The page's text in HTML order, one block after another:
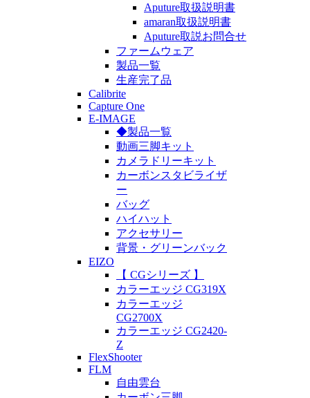
Aputure取扱説明書
amaran取扱説明書
Aputure取説お問合せ
ファームウェア
製品一覧
生産完了品
Calibrite
Capture One
E-IMAGE
◆製品一覧
動画三脚キット
カメラドリーキット
カーボンスタビライザ
ー
バッグ
ハイハット
アクセサリー
背景・グリーンバック
EIZO
【 CGシリーズ 】
カラーエッジ CG319X
カラーエッジ
CG2700X
カラーエッジ CG2420-
Z
FlexShooter
FLM
自由雲台